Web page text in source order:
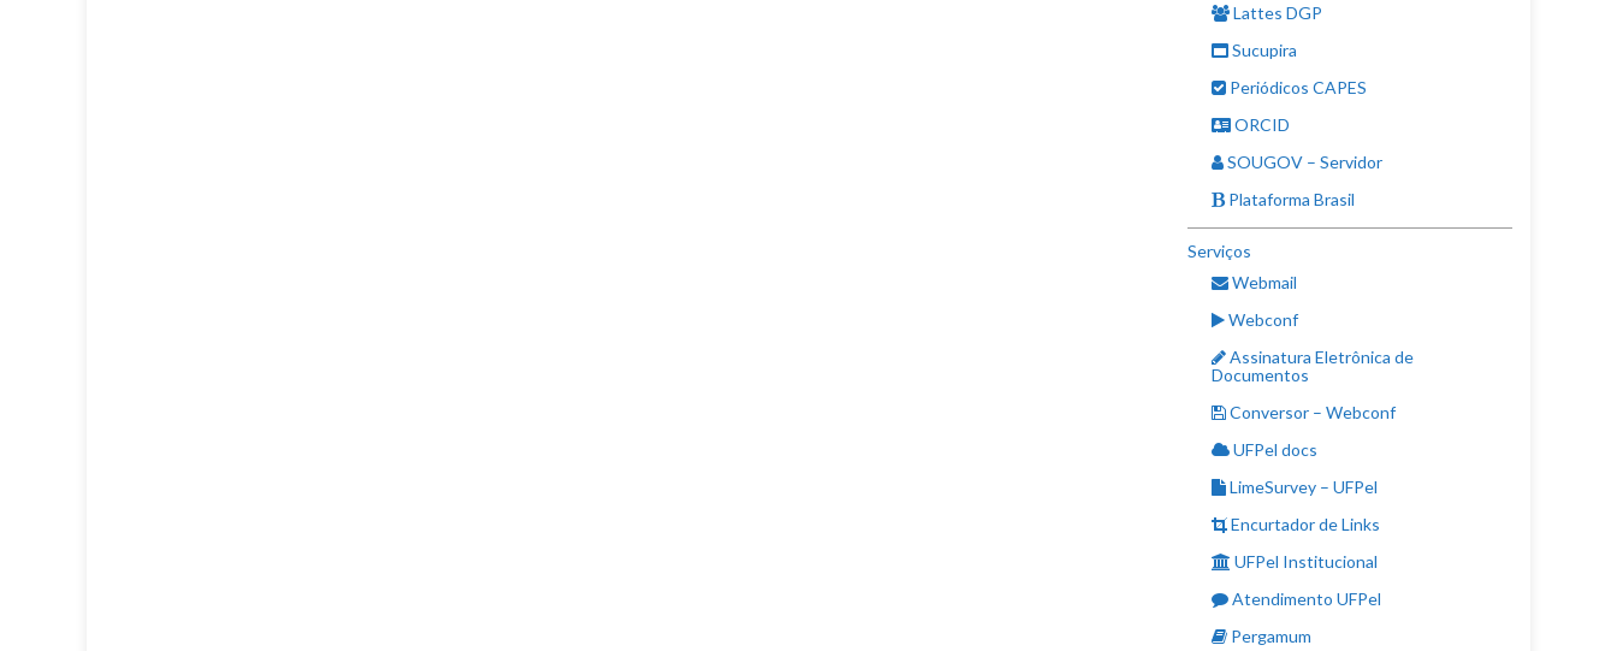
Lattes DGP
Sucupira
Periódicos CAPES
ORCID
SOUGOV – Servidor
Plataforma Brasil
Serviços
Webmail
Webconf
Assinatura Eletrônica de
Documentos
Conversor – Webconf
UFPel docs
LimeSurvey – UFPel
Encurtador de Links
UFPel Institucional
Atendimento UFPel
Pergamum